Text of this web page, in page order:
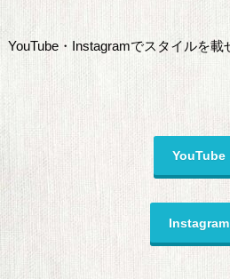
YouTube・Instagramでスタイルを載
YouTube
Instagram